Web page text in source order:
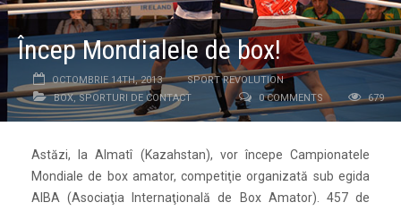
Încep Mondialele de box!
OCTOMBRIE 14TH, 2013
SPORT REVOLUTION
BOX,SPORTURI DE CONTACT 0 COMMENTS 679
Astăzi, la Almatî (Kazahstan), vor începe Campionatele
Mondiale de box amator, competiţie organizată sub egida
AIBA (Asociaţia Internaţională de Box Amator). 457 de